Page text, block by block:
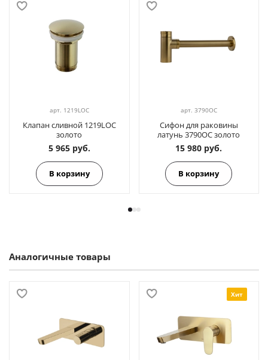
арт. 1219LOC
Клапан сливной 1219LOC
золото
5 965 руб.
В корзину
арт. 3790OC
Сифон для раковины
латунь 3790OC золото
15 980 руб.
В корзину
Аналогичные товары
Хит